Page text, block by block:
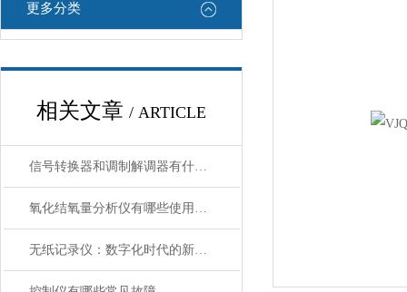
更多分类
相关文章 / ARTICLE
信号转换器和调制解调器有什么区别
氧化结氧量分析仪有哪些使用注意事项
无纸记录仪：数字化时代的新选择